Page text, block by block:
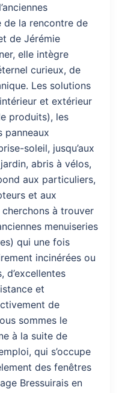
de la rencontre de
de Jérémie
elle intègre
curieux, de
Les solutions
et extérieur
produits), les
panneaux
soleil, jusqu’aux
abris à vélos,
aux particuliers,
et aux
à trouver
menuiseries
qui une fois
incinérées ou
d’excellentes
et
de
sommes le
à la suite de
qui s’occupe
des fenêtres
Bressuirais en